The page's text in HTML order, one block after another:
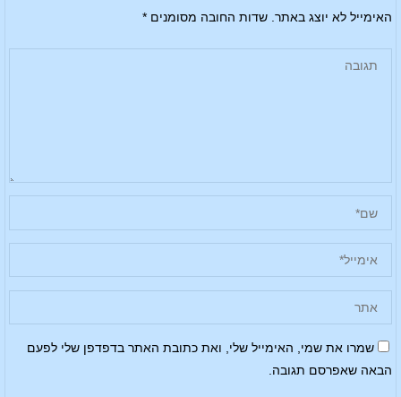
האימייל לא יוצג באתר. שדות החובה מסומנים*
שמרו את שמי, האימייל שלי, ואת כתובת האתר בדפדפן שלי לפעם
הבאה שאפרסם תגובה.